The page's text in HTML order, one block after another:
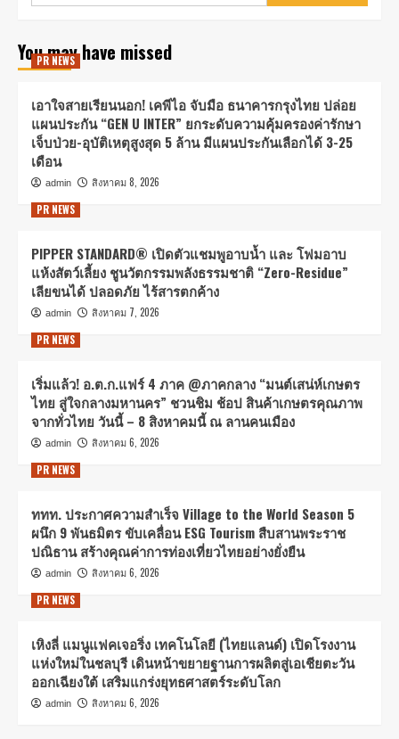
You may have missed
PR NEWS
เอาใจสายเรียนนอก! เคพีไอ จับมือ ธนาคารกรุงไทย ปล่อย
แผนประกัน “GEN U INTER” ยกระดับความคุ้มครองค่ารักษา
เจ็บป่วย-อุบัติเหตุสูงสุด 5 ล้าน มีแผนประกันเลือกได้ 3-25
เดือน
admin
สิงหาคม 8, 2026
PR NEWS
PIPPER STANDARD® เปิดตัวแชมพูอาบน้ำ และ โฟมอาบ
แห้งสัตว์เลี้ยง ชูนวัตกรรมพลังธรรมชาติ “Zero-Residue”
เลียขนได้ ปลอดภัย ไร้สารตกค้าง
admin
สิงหาคม 7, 2026
PR NEWS
เริ่มแล้ว! อ.ต.ก.แฟร์ 4 ภาค @ภาคกลาง “มนต์เสน่ห์เกษตร
ไทย สู่ใจกลางมหานคร” ชวนชิม ช้อป สินค้าเกษตรคุณภาพ
จากทั่วไทย วันนี้ – 8 สิงหาคมนี้ ณ ลานคนเมือง
admin
สิงหาคม 6, 2026
PR NEWS
ททท. ประกาศความสำเร็จ Village to the World Season 5
ผนึก 9 พันธมิตร ขับเคลื่อน ESG Tourism สืบสานพระราช
ปณิธาน สร้างคุณค่าการท่องเที่ยวไทยอย่างยั่งยืน
admin
สิงหาคม 6, 2026
PR NEWS
เหิงลี่ แมนูแฟคเจอริ่ง เทคโนโลยี (ไทยแลนด์) เปิดโรงงาน
แห่งใหม่ในชลบุรี เดินหน้าขยายฐานการผลิตสู่เอเชียตะวัน
ออกเฉียงใต้ เสริมแกร่งยุทธศาสตร์ระดับโลก
admin สิงหาคม 6, 2026